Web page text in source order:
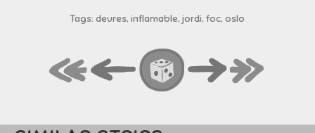
Tags: deures, inflamable, jordi, foc, oslo